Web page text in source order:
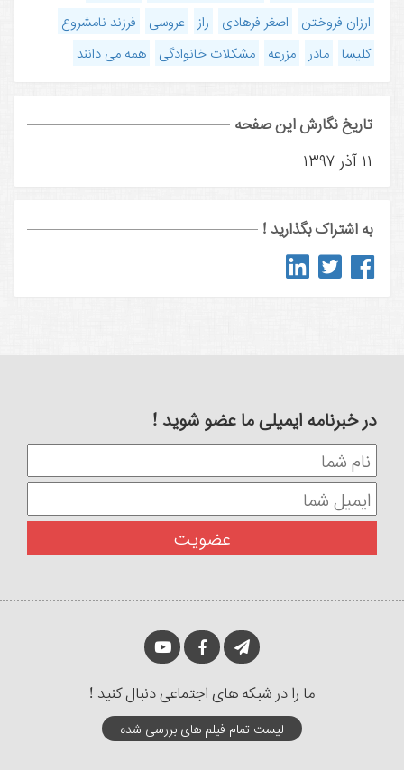
ارزان فروختن
اصغر فرهادی راز عروسی
فرزند نامشروع
کلیسا
مادر مزرعه مشکلات خانوادگی همه می دانند
تاریخ نگارش این صفحه
۱۱ آذر ۱۳۹۷
به اشتراک بگذارید !
در خبرنامه ایمیلی ما عضو شوید !
ما را در شبکه های اجتماعی دنبال کنید !
لیست تمام فیلم های بررسی شده